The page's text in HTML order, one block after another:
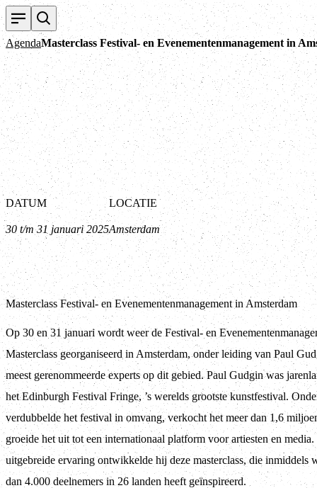
AgendaMasterclass Festival- en Evenementenmanagement in
DATUM
30 t/m 31 januari 2025
LOCATIE
Amsterdam
Masterclass Festival- en Evenementenmanagement in Amsterdam
Op 30 en 31 januari wordt weer de Festival- en
Masterclass georganiseerd in Amsterdam, onder leiding van Paul
meest gerenommeerde experts op dit gebied. Paul Gudgin was
het Edinburgh Festival Fringe, ’s werelds grootste kunstfestival.
verdubbelde het festival in omvang, verkocht het meer dan 1,6
groeide het uit tot een internationaal platform voor artiesten en
uitgebreide ervaring ontwikkelde hij deze masterclass, die inmiddels
dan 4.000 deelnemers in 26 landen heeft geïnspireerd.